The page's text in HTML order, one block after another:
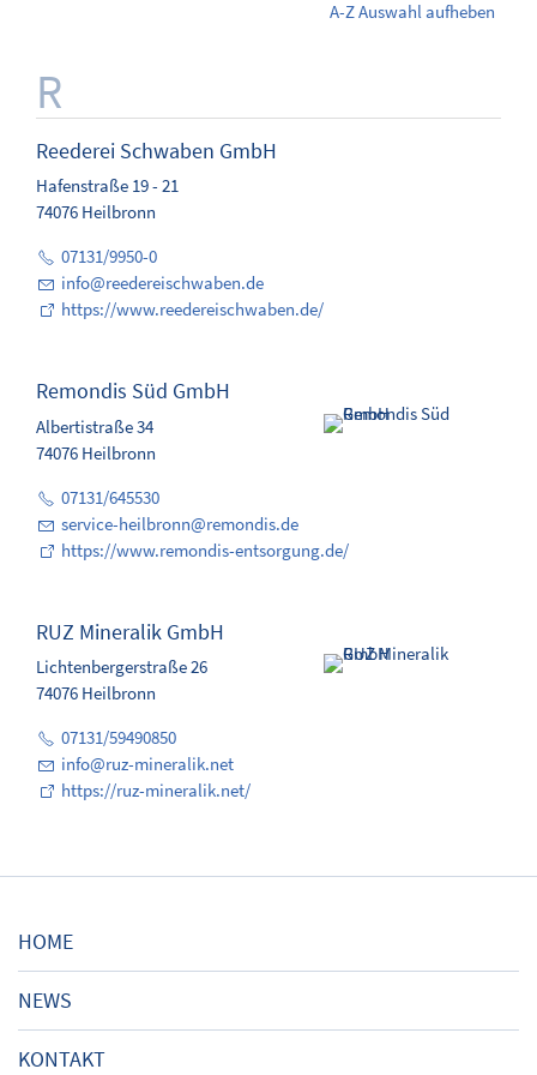
A-Z Auswahl aufheben
Reederei Schwaben GmbH
Hafenstraße 19 - 21
74076 Heilbronn
07131/9950-0
info@reedereischwaben.de
https://www.reedereischwaben.de/
Remondis Süd GmbH
Albertistraße 34
74076 Heilbronn
07131/645530
service-heilbronn@remondis.de
https://www.remondis-entsorgung.de/
RUZ Mineralik GmbH
Lichtenbergerstraße 26
74076 Heilbronn
07131/59490850
info@ruz-mineralik.net
https://ruz-mineralik.net/
HOME
NEWS
KONTAKT